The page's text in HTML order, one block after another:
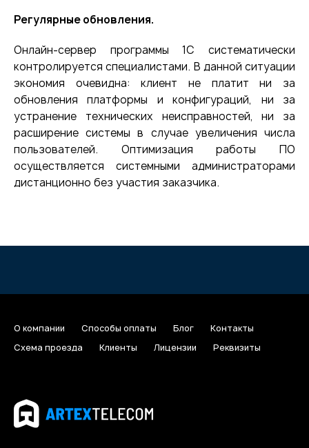
Регулярные обновления.
Онлайн-сервер программы 1С систематически
контролируется специалистами. В данной ситуации
экономия очевидна: клиент не платит ни за
обновления платформы и конфигураций, ни за
устранение технических неисправностей, ни за
расширение системы в случае увеличения числа
пользователей. Оптимизация работы ПО
осуществляется системными администраторами
дистанционно без участия заказчика.
О компании Способы оплаты Блог
Контакты
Схема проезда
Клиенты Лицензии Реквизиты